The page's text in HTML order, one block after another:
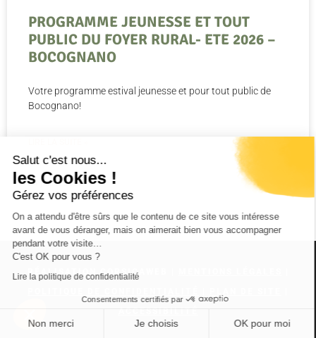
Salut c'est nous...
les Cookies !
Gérez vos préférences
On a attendu d'être sûrs que le contenu de ce site vous intéresse
avant de vous déranger, mais on aimerait bien vous accompagner
pendant votre visite…
C'est OK pour vous ?
Lire la politique de confidentialité
Consentements certifiés par
Non merci Je choisis OK pour moi
PROGRAMME JEUNESSE ET TOUT
PUBLIC DU FOYER RURAL- ETE 2026 –
BOCOGNANO
Votre programme estival jeunesse et pour tout public de
Bocognano!
24 juillet 2026
RÉALISATION CORSICAWEB |